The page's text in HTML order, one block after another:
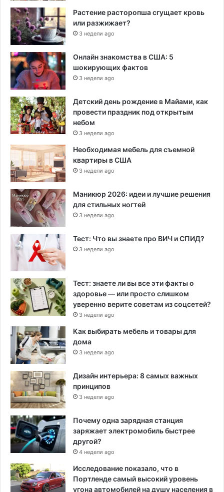
Растение расторопша сгущает кровь
или разжижает?
3 недели ago
Онлайн знакомства в США: 5
шокирующих фактов
3 недели ago
Детский день рождение в Майами, как
провести праздник под открытым
небом
3 недели ago
Необходимая мебель для съемной
квартиры в США
3 недели ago
Маникюр 2026: идеи и лучшие решения
для стильных ногтей
3 недели ago
Тест: Что вы знаете про ВИЧ и СПИД?
3 недели ago
Тест: знаете ли вы все эти факты о
здоровье — или просто слишком
уверенно верите советам из соцсетей?
3 недели ago
Как выбирать мебель и товары для
дома
3 недели ago
Дизайн интерьера: 8 самых важных
принципов
3 недели ago
Почему одна зарядная станция
заряжает электромобиль быстрее
другой?
4 недели ago
Исследование показало, что в
Портленде самый высокий уровень
угона автомобилей на душу населения в